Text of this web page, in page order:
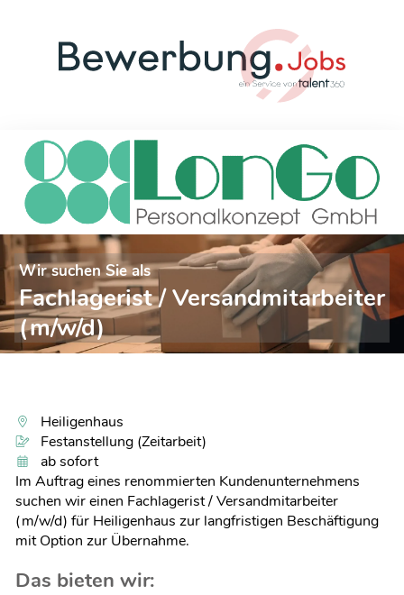
Wir suchen Sie als
Fachlagerist / Versandmitarbeiter
(m/w/d)
Heiligenhaus
Festanstellung (Zeitarbeit)
ab sofort
Im Auftrag eines renommierten Kundenunternehmens
suchen wir einen Fachlagerist / Versandmitarbeiter
(m/w/d) für Heiligenhaus zur langfristigen Beschäftigung
mit Option zur Übernahme.
Das bieten wir: